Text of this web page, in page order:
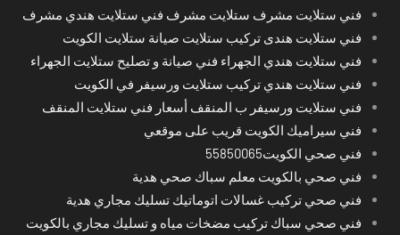
فني ستلايت مشرف ستلايت مشرف فني ستلايت هندي مشرف
فني ستلايت هندى تركيب ستلايت صيانة ستلايت الكويت
فني ستلايت هندي الجهراء فني صيانة و تصليح ستلايت الجهراء
فني ستلايت هندي تركيب ستلايت ورسيفر في الكويت
فني ستلايت ورسيفر ب المنقف أسعار فني ستلايت المنقف
فني سيراميك الكويت قريب على موقعي
فني صحي الكويت55850065
فني صحي بالكويت معلم سباك صحي هدية
فني صحي تركيب غسالات اتوماتيك تسليك مجاري هدية
فني صحي سباك تركيب مضخات مياه و تسليك مجاري بالكويت